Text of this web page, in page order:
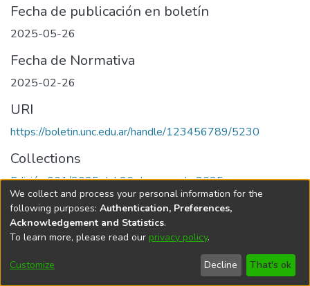
Fecha de publicación en boletín
2025-05-26
Fecha de Normativa
2025-02-26
URI
https://boletin.unc.edu.ar/handle/123456789/5230
Collections
Edición 001/2025 del 26 de mayo de 2025
Universidad Nacional de Córdoba
We collect and process your personal information for the
following purposes: Authentication, Preferences,
Acknowledgement and Statistics.
To learn more, please read our privacy policy.
Customize Decline That's ok